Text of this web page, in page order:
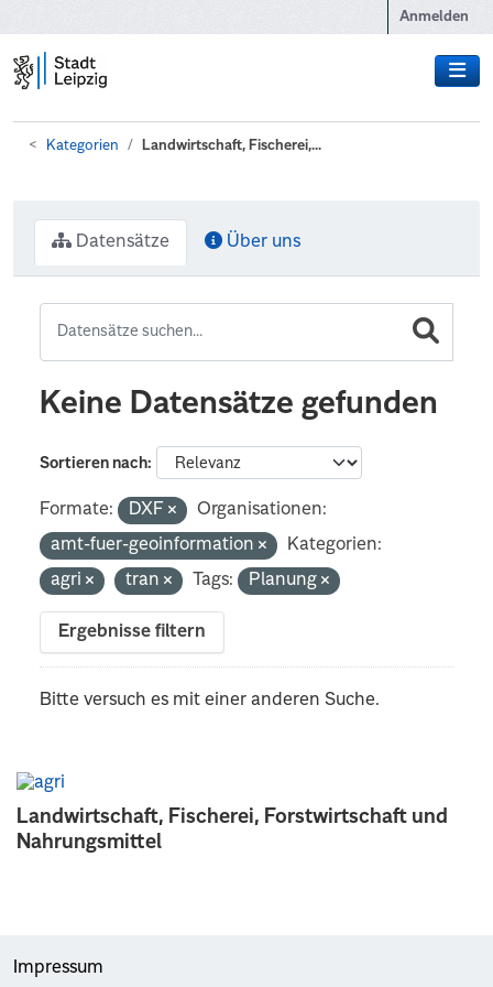
Anmelden
Kategorien Landwirtschaft, Fischerei,...
Landwirtschaft, Fischerei, Forstwirtschaft und
Nahrungsmittel
Datensätze Über uns
Keine Datensätze gefunden
Sortieren nach
Formate: DXF
Organisationen:
amt-fuer-geoinformation
Kategorien:
agri
tran Tags: Planung
Ergebnisse filtern
Bitte versuch es mit einer anderen Suche.
Impressum